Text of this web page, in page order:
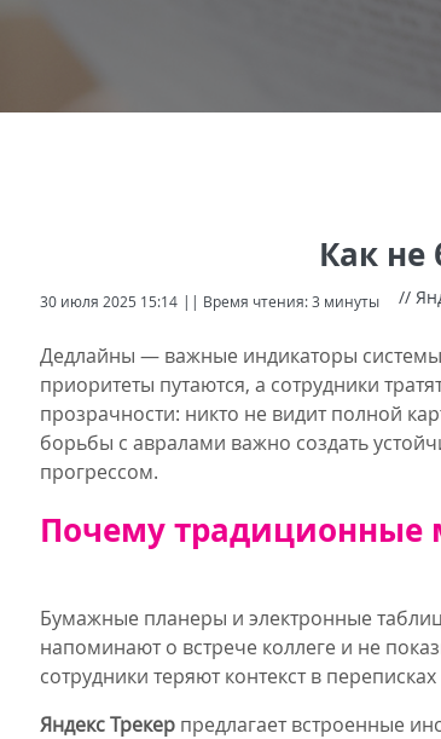
Как не
30 июля 2025 15:14 || Время чтения: 3 минуты //
Дедлайны — важные индикаторы
приоритеты путаются, а сотрудники
прозрачности: никто не видит полной
борьбы с авралами важно создать
прогрессом.
Почему традиционные
Бумажные планеры и электронные
напоминают о встрече коллеге и не
сотрудники теряют контекст в
Яндекс Трекер предлагает встроенные